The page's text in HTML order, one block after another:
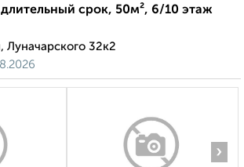
срок, 50м², 6/10 этаж
Луначарского 32к2
›